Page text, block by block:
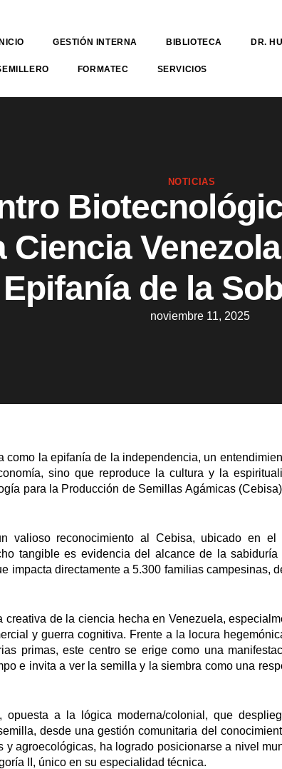
INICIO GESTIÓN INTERNA BIBLIOTECA DR.
FORMATEC SERVICIOS
NOTICIAS
Ciencia
Epifanía de la
noviembre 11, 2025
como la epifanía de la independencia, un
sino que reproduce la cultura y la
para la Producción de Semillas Agámicas
valioso reconocimiento al Cebisa, ubicado en el
tangible es evidencia del alcance de la sabiduría
impacta directamente a 5.300 familias campesinas,
de la ciencia hecha en Venezuela,
y guerra cognitiva. Frente a la locura
primas, este centro se erige como una
e invita a ver la semilla y la siembra como una
a la lógica moderna/colonial, que
desde una gestión comunitaria del
y agroecológicas, ha logrado posicionarse a nivel
II, único en su especialidad técnica.